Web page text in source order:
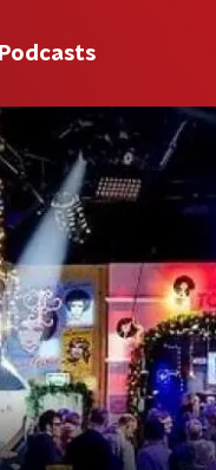
Podcasts